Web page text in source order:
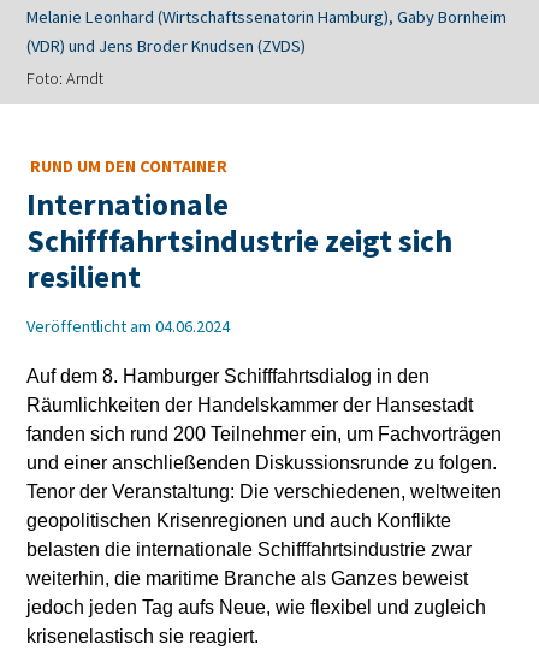
Melanie Leonhard (Wirtschaftssenatorin Hamburg), Gaby Bornheim
(VDR) und Jens Broder Knudsen (ZVDS)
Foto: Arndt
RUND UM DEN CONTAINER
Internationale
Schifffahrtsindustrie zeigt sich
resilient
Veröffentlicht am 04.06.2024
Auf dem 8. Hamburger Schifffahrtsdialog in den
Räumlichkeiten der Handelskammer der Hansestadt
fanden sich rund 200 Teilnehmer ein, um Fachvorträgen
und einer anschließenden Diskussionsrunde zu folgen.
Tenor der Veranstaltung: Die verschiedenen, weltweiten
geopolitischen Krisenregionen und auch Konflikte
belasten die internationale Schifffahrtsindustrie zwar
weiterhin, die maritime Branche als Ganzes beweist
jedoch jeden Tag aufs Neue, wie flexibel und zugleich
krisenelastisch sie reagiert.